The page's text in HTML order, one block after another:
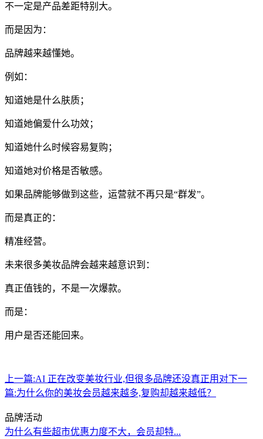
不一定是产品差距特别大。
而是因为：
品牌越来越懂她。
例如：
知道她是什么肤质；
知道她偏爱什么功效；
知道她什么时候容易复购；
知道她对价格是否敏感。
如果品牌能够做到这些，运营就不再只是“群发”。
而是真正的：
精准经营。
未来很多美妆品牌会越来越意识到：
真正值钱的，不是一次爆款。
而是：
用户是否还能回来。
上一篇:AI 正在改变美妆行业,但很多品牌还没真正用对下一
篇:为什么你的美妆会员越来越多,复购却越来越低？
品牌活动
为什么有些超市优惠力度不大，会员却特...